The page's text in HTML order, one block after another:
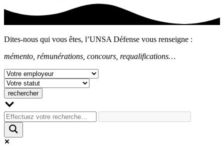
Dites-nous qui vous êtes, l’UNSA Défense vous renseigne :
mémento, rémunérations, concours, requalifications…